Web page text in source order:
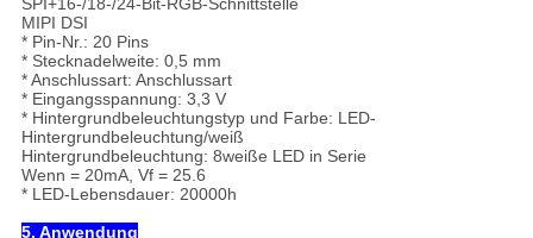
MIPI DSI
* Pin-Nr.: 20 Pins
* Stecknadelweite: 0,5 mm
* Anschlussart: Anschlussart
* Eingangsspannung: 3,3 V
* Hintergrundbeleuchtungstyp und Farbe: LED-
Hintergrundbeleuchtung/weiß
Hintergrundbeleuchtung: 8weiße LED in Serie
Wenn = 20mA, Vf = 25.6
* LED-Lebensdauer: 20000h
5. Anwendung